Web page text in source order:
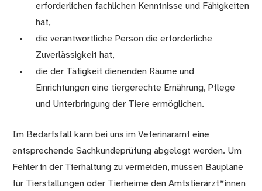
erforderlichen fachlichen Kenntnisse und Fähigkeiten
hat,
die verantwortliche Person die erforderliche
Zuverlässigkeit hat,
die der Tätigkeit dienenden Räume und
Einrichtungen eine tiergerechte Ernährung, Pflege
und Unterbringung der Tiere ermöglichen.
Im Bedarfsfall kann bei uns im Veterinäramt eine
entsprechende Sachkundeprüfung abgelegt werden. Um
Fehler in der Tierhaltung zu vermeiden, müssen Baupläne
für Tierstallungen oder Tierheime den Amtstierärzt*innen